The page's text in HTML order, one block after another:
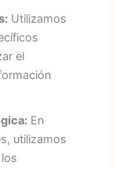
Utilizamos
el
En
utilizamos